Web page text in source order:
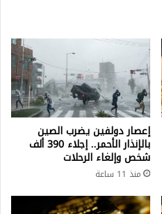
إعصار دولفين يضرب الصين
بالإنذار الأحمر.. إجلاء 390 ألف
شخص وإلغاء الرحلات
منذ 11 ساعة